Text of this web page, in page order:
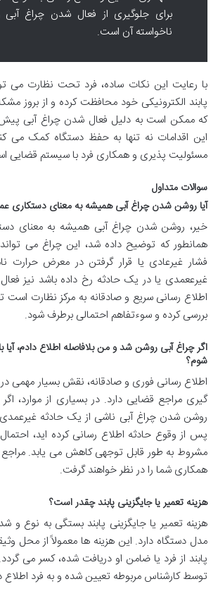
برای جلوگیری از فعال شدن چراغ آبی
ناخواسته آن است.
با رعایت این نکات ساده، فرد تحت نظارت می
پابند الکترونیکی خود محافظت کرده و از بروز
که ممکن است به دلیل فعال شدن چراغ آبی پیش
این اقدامات نه تنها به حفظ دستگاه کمک می
مسئولیت پذیری و همکاری فرد با سیستم قضایی
سوالات متداول
آیا روشن شدن چراغ آبی همیشه به معنای دستکاری
خیر، روشن شدن چراغ آبی همیشه به معنای
همانطور که توضیح داده شد، این چراغ می تواند
فشار غیرعادی یا قرار گرفتن در معرض حرارت
غیرععمدی یا در یک حادثه رخ داده باشد نیز
اطلاع رسانی سریع و صادقانه به مرکز نظارت است
بررسی کرده و سوءتفاهم احتمالی برطرف شود.
اگر چراغ آبی روشن شد و من بلافاصله اطلاع دادم،
شوم؟
اطلاع رسانی فوری و صادقانه، نقش بسیار مهمی
گیری مراجع قضایی دارد. در بسیاری از موارد، اگر
روشن شدن چراغ آبی ناشی از یک حادثه غیرعمدی
پس از وقوع حادثه اطلاع رسانی کرده اید،
مشروط به طور قابل توجهی کاهش می یابد.
همکاری شما را در نظر خواهند گرفت.
هزینه تعمیر یا جایگزینی پابند چقدر است؟
هزینه تعمیر یا جایگزینی پابند بستگی به نوع
مدل دستگاه دارد. این هزینه ها معمولاً از محل
پابند از فرد یا ضامن او دریافت شده، کسر می
توسط کارشناس مربوطه تعیین شده و به فرد